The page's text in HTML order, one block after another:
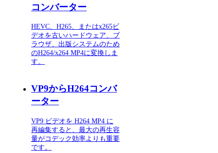
コンバーター
HEVC、H265、またはx265ビ
デオを古いハードウェア、ブ
ラウザ、出版システムのため
のH264/x264 MP4に変換しま
す。
VP9からH264コンバ
ーター
VP9 ビデオを H264 MP4 に
再編集すると、最大の再生容
量がコデック効率よりも重要
です。